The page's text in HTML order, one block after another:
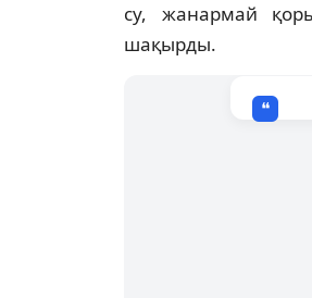
су, жанармай
шақырды.